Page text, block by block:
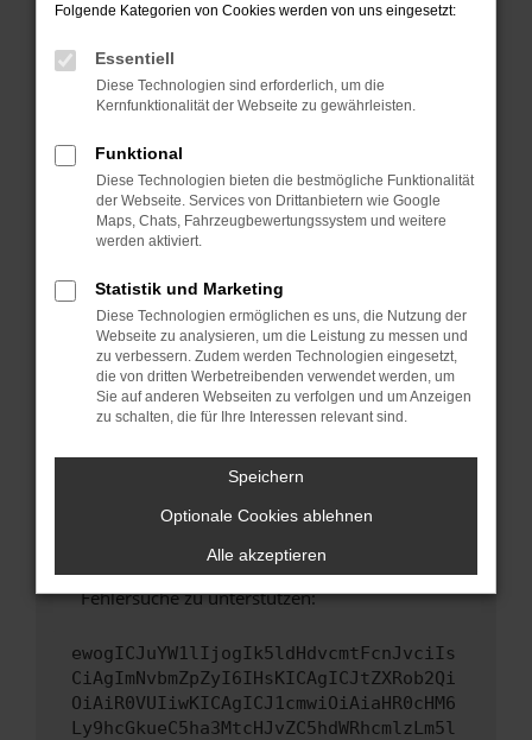
Prüfe deine Browsererweiterungen.
Manche Erweiterungen, wie Werbeblocker,
können das Laden bestimmter Seiten
verhindern. Funktioniert die Seite in einem
Fenster?
Starte dein Gerät neu.
Das kann manchmal helfen, vorübergehende
Probleme zu beheben.
Betriebssystem auf dem neuesten Stand
sind.
Veraltete Software birgt nicht nur ein
Sicherheitsrisiko, sondern kann auch dazu
führen, dass bestimmte Funktionen nicht mehr
unterstützt werden.
Wende dich an den Webseitenbetreiber.
Wenn du alle oben genannten Schritte versucht
hast, kontaktiere uns bitte. Wir werden
versuchen, das Problem zu beheben. Du kannst
uns diesen Text schicken, um uns bei der
Fehlersuche zu unterstützen:
ewogICJuYW1lIjogIk5ldHdvcmtFcnJvciIs
CiAgImNvbmZpZyI6IHsKICAgICJtZXRob2Qi
OiAiR0VUIiwKICAgICJ1cmwiOiAiaHR0cHM6
Ly9hcGkueC5ha3MtcHJvZC5hdWRhcmlzLm5l
Folgende Kategorien von Cookies werden von uns eingesetzt:
Essentiell
Diese Technologien sind erforderlich, um die
Kernfunktionalität der Webseite zu gewährleisten.
Funktional
Diese Technologien bieten die bestmögliche Funktionalität
der Webseite. Services von Drittanbietern wie Google
Maps, Chats, Fahrzeugbewertungssystem und weitere
werden aktiviert.
Statistik und Marketing
Diese Technologien ermöglichen es uns, die Nutzung der
Webseite zu analysieren, um die Leistung zu messen und
zu verbessern. Zudem werden Technologien eingesetzt,
die von dritten Werbetreibenden verwendet werden, um
Sie auf anderen Webseiten zu verfolgen und um Anzeigen
zu schalten, die für Ihre Interessen relevant sind.
Speichern
Optionale Cookies ablehnen
Alle akzeptieren